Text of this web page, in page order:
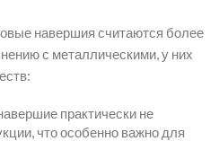
навершия считаются более
с металлическими, у них
практически не
что особенно важно для